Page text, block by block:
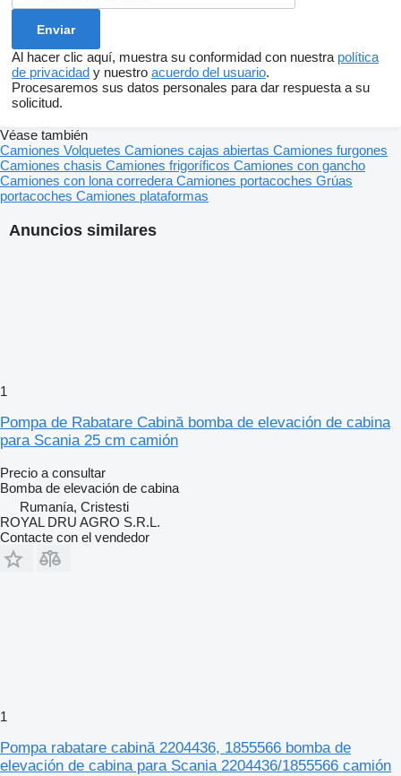
Al hacer clic aquí, muestra su conformidad con nuestra política
de privacidad y nuestro acuerdo del usuario.
Procesaremos sus datos personales para dar respuesta a su
solicitud.
Anuncios similares
1
Pompa de Rabatare Cabină bomba de elevación de cabina
para Scania 25 cm camión
Precio a consultar
Bomba de elevación de cabina
Rumanía, Cristesti
ROYAL DRU AGRO S.R.L.
Contacte con el vendedor
1
Pompa rabatare cabină 2204436, 1855566 bomba de
elevación de cabina para Scania 2204436/1855566 camión
Véase también
Camiones Volquetes Camiones cajas abiertas Camiones furgones
Camiones chasis Camiones frigoríficos Camiones con gancho
Camiones con lona corredera Camiones portacoches Grúas
portacoches Camiones plataformas